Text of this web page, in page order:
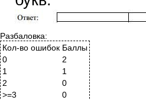
Разбаловка:
Кол-во ошибок Баллы
0
2
1
1
2
0
>=3
0